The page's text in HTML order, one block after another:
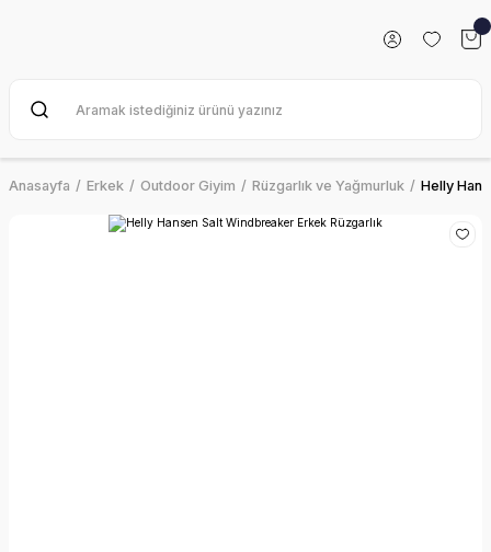
Anasayfa Erkek Outdoor Giyim Rüzgarlık ve Yağmurluk Helly